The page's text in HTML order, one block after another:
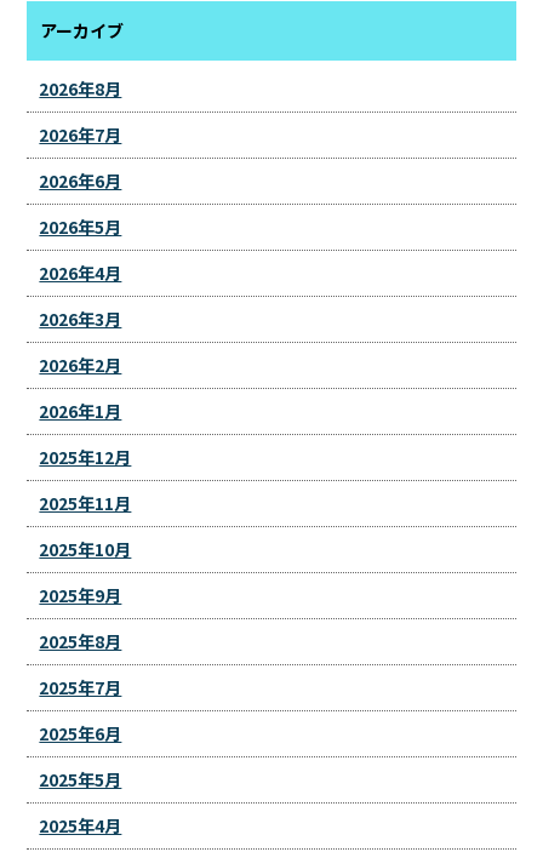
アーカイブ
2026年8月
2026年7月
2026年6月
2026年5月
2026年4月
2026年3月
2026年2月
2026年1月
2025年12月
2025年11月
2025年10月
2025年9月
2025年8月
2025年7月
2025年6月
2025年5月
2025年4月